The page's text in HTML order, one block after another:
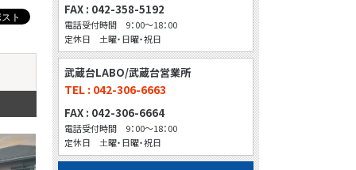
FAX : 042-358-5192
電話受付時間 9：00～18：00
定休日 土曜・日曜・祝日
武蔵台LABO/武蔵台営業所
TEL : 042-306-6663
FAX : 042-306-6664
電話受付時間 9：00～18：00
定休日 土曜・日曜・祝日